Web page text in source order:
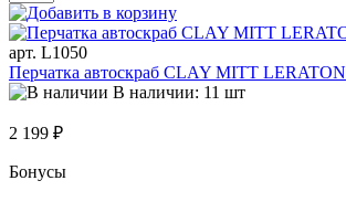
арт. L1050
Перчатка автоскраб CLAY MITT LERATON
В наличии: 11 шт
2 199 ₽
Бонусы